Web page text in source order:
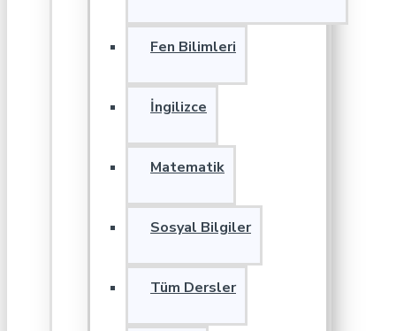
Fen Bilimleri
İngilizce
Matematik
Sosyal Bilgiler
Tüm Dersler